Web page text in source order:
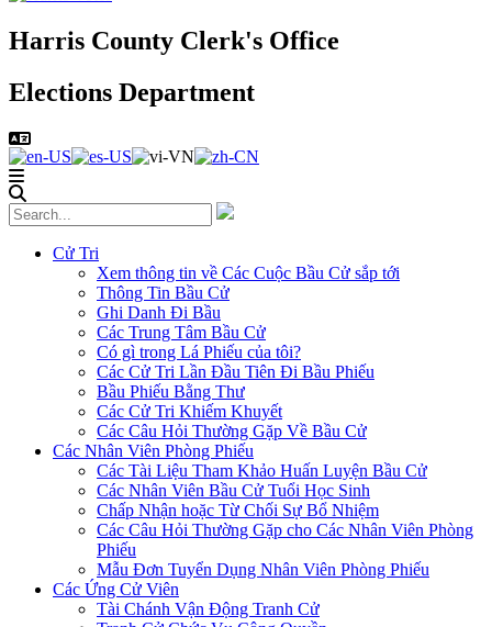
Harris County Clerk's Office
Elections Department
Cử Tri
Xem thông tin về Các Cuộc Bầu Cử sắp tới
Thông Tin Bầu Cử
Ghi Danh Đi Bầu
Các Trung Tâm Bầu Cử
Có gì trong Lá Phiếu của tôi?
Các Cử Tri Lần Đầu Tiên Đi Bầu Phiếu
Bầu Phiếu Bằng Thư
Các Cử Tri Khiếm Khuyết
Các Câu Hỏi Thường Gặp Về Bầu Cử
Các Nhân Viên Phòng Phiếu
Các Tài Liệu Tham Khảo Huấn Luyện Bầu Cử
Các Nhân Viên Bầu Cử Tuổi Học Sinh
Chấp Nhận hoặc Từ Chối Sự Bổ Nhiệm
Các Câu Hỏi Thường Gặp cho Các Nhân Viên Phòng
Phiếu
Mẫu Đơn Tuyển Dụng Nhân Viên Phòng Phiếu
Các Ứng Cử Viên
Tài Chánh Vận Động Tranh Cử